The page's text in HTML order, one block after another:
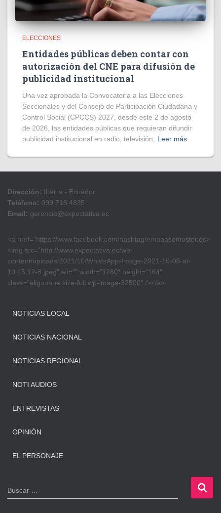
ELECCIONES
Entidades públicas deben contar con
autorización del CNE para difusión de
publicidad institucional
Una vez aprobada la Convocatoria a las Elecciones
Seccionales y del Consejo de Participación Ciudadana y
Control Social (CPCCS) 2027, desde este 2 de agosto
de 2026, las entidades públicas que requieran difundir
publicidad institucional en radio, televisión, Leer más
Dirección: Ibarra - Ecuador
Teléfono: 099 718 4835
Email: gerencia@expectativa.ec
<a href=”https://www.facebook.com/hashtag/emapasomostodos>
<img src=”http://www.expectativa.ec/wp-
content/uploads/2021/10/WhatsApp-Image-2021-10-08-at-
10.45.12-8.jpeg” alt=”” width=”1280″ height=”164″
class=”alignnone size-full wp-image-32500″ /></a>
NOTICIAS LOCAL
NOTICIAS NACIONAL
NOTICIAS REGIONAL
NOTI AUDIOS
ENTREVISTAS
OPINIÓN
EL PERSONAJE
B
u
Buscar …